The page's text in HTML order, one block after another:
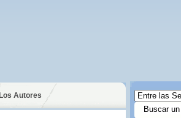
Los Autores